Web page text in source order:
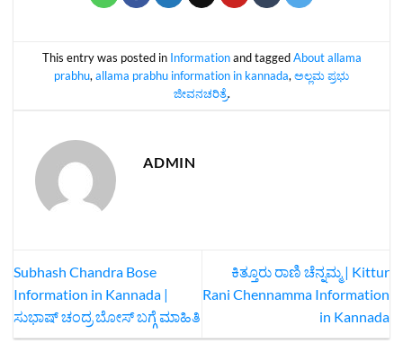
This entry was posted in Informationand taggedAbout allama
prabhu, allama prabhu information in kannada, ಅಲ್ಲಮ ಪ್ರಭು
ಜೀವನಚರಿತ್ರೆ.
ADMIN
Subhash Chandra Bose
Information in Kannada |
ಸುಭಾಷ್ ಚಂದ್ರ ಬೋಸ್ ಬಗ್ಗೆ ಮಾಹಿತಿ
ಕಿತ್ತೂರು ರಾಣಿ ಚೆನ್ನಮ್ಮ | Kittur
Rani Chennamma Information
in Kannada